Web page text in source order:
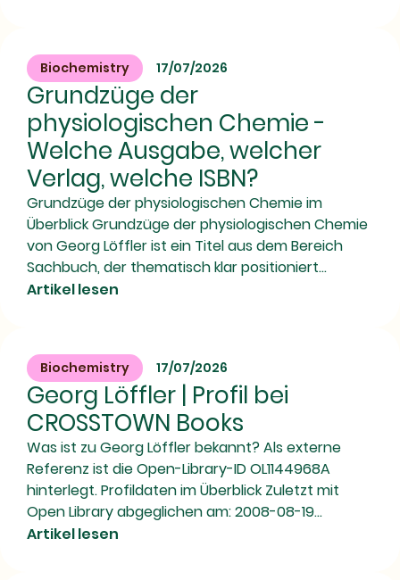
Biochemistry 17/07/2026
Grundzüge der
physiologischen Chemie -
Welche Ausgabe, welcher
Verlag, welche ISBN?
Grundzüge der physiologischen Chemie im
Überblick Grundzüge der physiologischen Chemie
von Georg Löffler ist ein Titel aus dem Bereich
Sachbuch, der thematisch klar positioniert...
Artikel lesen
Biochemistry 17/07/2026
Georg Löffler | Profil bei
CROSSTOWN Books
Was ist zu Georg Löffler bekannt? Als externe
Referenz ist die Open-Library-ID OL1144968A
hinterlegt. Profildaten im Überblick Zuletzt mit
Open Library abgeglichen am: 2008-08-19...
Artikel lesen